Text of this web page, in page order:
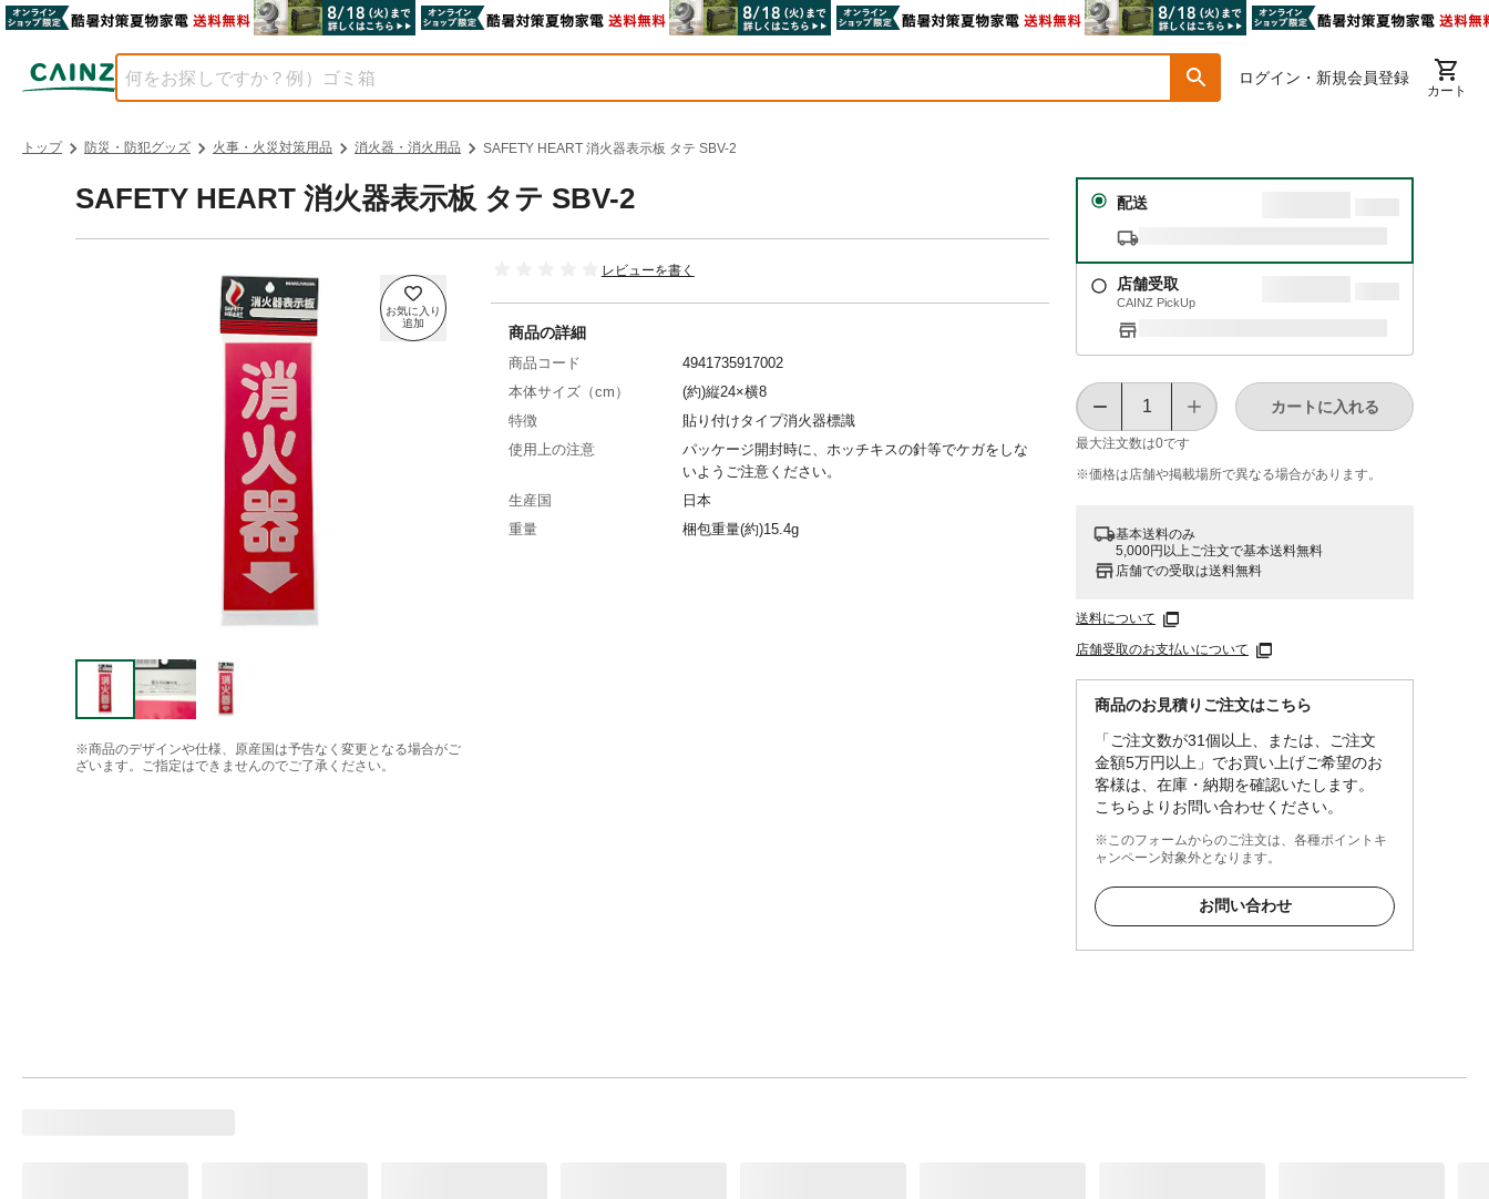
ログイン・新規会員登録
カート
トップ 防災・防犯グッズ 火事・火災対策用品 消火器・消火用品 SAFETY HEART 消火器表示板 タテ SBV-2
SAFETY HEART 消火器表示板 タテ SBV-2
※商品のデザインや仕様、原産国は予告なく変更となる場合がご
ざいます。ご指定はできませんのでご了承ください。
レビューを書く
配送
店舗受取
CAINZ PickUp
最大注文数は0です
カートに入れる
※価格は​店舗や​掲載場所で​異なる​場合が​あります。
基本送料のみ
5,000円以上ご注文で基本送料無料
店舗での受取は送料無料
送料について
店舗受取のお支払いについて
商品のお見積りご注文はこちら
「ご注文数が31個以上、または、ご注文
金額5万円以上」でお買い上げご希望のお
客様は、在庫・納期を確認いたします。
こちらよりお問い合わせください。
※このフォームからのご注文は、各種ポイントキ
ャンペーン対象外となります。
お問い合わせ
商品の詳細
商品コード
4941735917002
本体サイズ（cm）
(約)縦24×横8
特徴
貼り付けタイプ消火器標識
使用上の注意
パッケージ開封時に、ホッチキスの針等でケガをしな
いようご注意ください。
生産国
日本
重量
梱包重量(約)15.4g